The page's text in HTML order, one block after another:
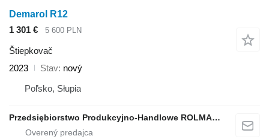
Demarol R12
1 301 €
5 600 PLN
Štiepkovač
2023
Stav nový
Poľsko, Słupia
Przedsiębiorstwo Produkcyjno-Handlowe ROLMAPOL Marcin Dziekan